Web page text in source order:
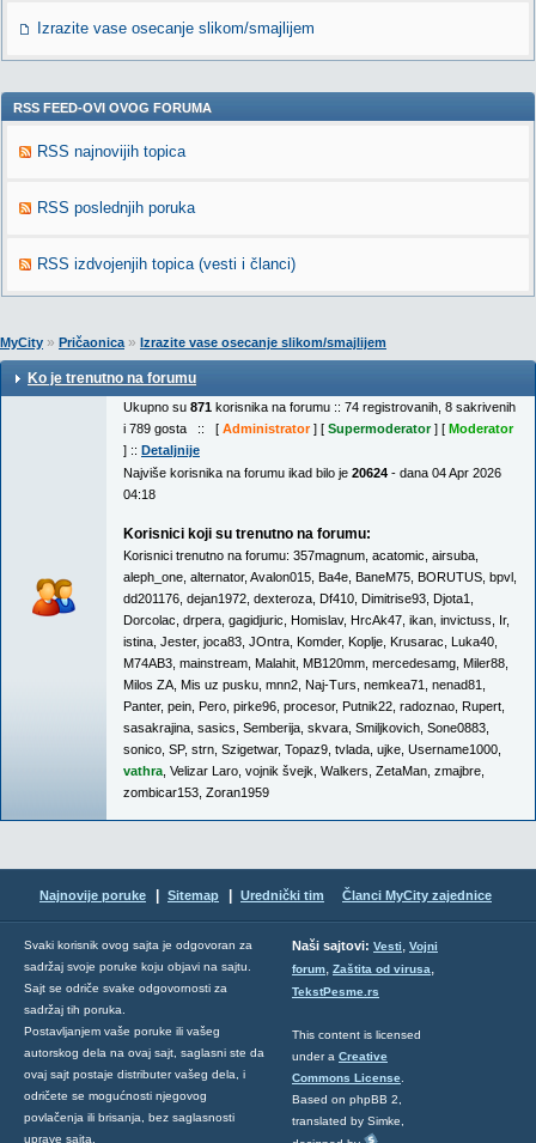
Izrazite vase osecanje slikom/smajlijem
RSS FEED-OVI OVOG FORUMA
RSS najnovijih topica
RSS poslednjih poruka
RSS izdvojenjih topica (vesti i članci)
MyCity » Pričaonica» Izrazite vase osecanje slikom/smajlijem
Ko je trenutno na forumu
Ukupno su 871 korisnika na forumu :: 74 registrovanih, 8 sakrivenih
i 789 gosta :: [ Administrator] [ Supermoderator] [ Moderator
] :: Detaljnije
Najviše korisnika na forumu ikad bilo je 20624 - dana 04 Apr 2026
04:18
Korisnici koji su trenutno na forumu:
Korisnici trenutno na forumu: 357magnum acatomic airsuba
aleph_one alternator, Avalon015 Ba4e BaneM75 BORUTUS bpvl
dd201176 dejan1972 dexteroza Df410 Dimitrise93 Djota1
Dorcolac drpera gagidjuric Homislav, HrcAk47 ikan invictuss Ir,
istina Jester, joca83 JOntra Komder, Koplje Krusarac Luka40
M74AB3 mainstream Malahit MB120mm mercedesamg Miler88
Milos ZA Mis uz pusku mnn2 Naj-Turs nemkea71 nenad81
Panter, pein Pero pirke96 procesor, Putnik22 radoznao Rupert
sasakrajina sasics Semberija skvara Smiljkovich Sone0883
sonico SP, strn Szigetwar, Topaz9 tvlada ujke Username1000
vathra Velizar Laro vojnik švejk Walkers ZetaMan zmajbre
zombicar153 Zoran1959
Najnovije poruke Sitemap Urednički tim Članci MyCity zajednice
Svaki korisnik ovog sajta je odgovoran za
sadržaj svoje poruke koju objavi na sajtu.
Sajt se odriče svake odgovornosti za
sadržaj tih poruka.
Postavljanjem vaše poruke ili vašeg
autorskog dela na ovaj sajt, saglasni ste da
ovaj sajt postaje distributer vašeg dela, i
odričete se mogućnosti njegovog
povlačenja ili brisanja, bez saglasnosti
uprave sajta.
Naši sajtovi: Vesti, Vojni
forum, Zaštita od virusa,
TekstPesme.rs
This content is licensed
under a Creative
Commons License
Based on phpBB 2,
translated by Simke,